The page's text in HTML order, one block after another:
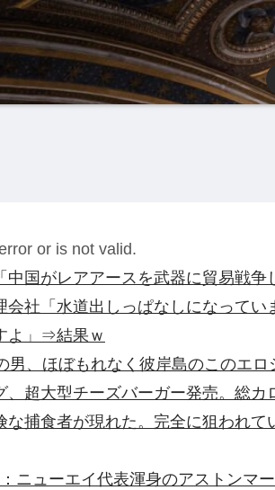
or is not valid.
中国がレアアースを武器に貿易戦争
会社「水道出しっぱなしになって
よ」⇒結果ｗ
男、ほぼもれなく彼岸島のこのエ
、超大型チーズバーガー発売。総カ
な捕食者が現れた。完全に狙われ
ニューエイ代表渾身のアストンマ